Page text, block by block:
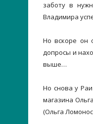
заботу в
Владимира
Но вскоре он
допросы и
выше…
Но снова у
магазина
(Ольга